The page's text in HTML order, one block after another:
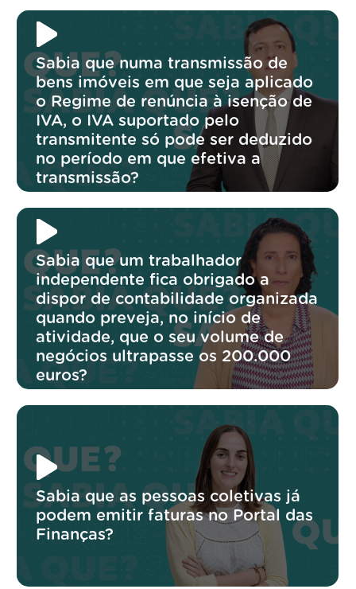
Sabia que numa transmissão de
bens imóveis em que seja aplicado
o Regime de renúncia à isenção de
IVA, o IVA suportado pelo
transmitente só pode ser deduzido
no período em que efetiva a
transmissão?
Sabia que um trabalhador
independente fica obrigado a
dispor de contabilidade organizada
quando preveja, no início de
atividade, que o seu volume de
negócios ultrapasse os 200.000
euros?
Sabia que as pessoas coletivas já
podem emitir faturas no Portal das
Finanças?